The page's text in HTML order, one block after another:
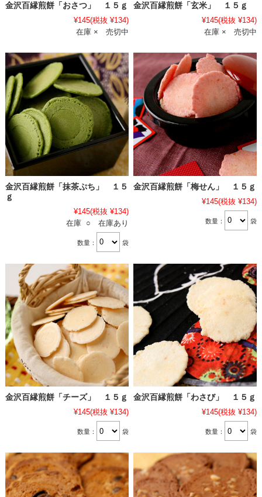
金沢百縁煎餅「おさつ」 １５ｇ
¥145(税抜 ¥134)
在庫 × 売切中
金沢百縁煎餅「玄米」 １５ｇ
¥145(税抜 ¥134)
在庫 × 売切中
金沢百縁煎餅「抹茶ぷち」 １５
ｇ
¥145(税抜 ¥134)
在庫 ○ 在庫あり
数量： 袋
金沢百縁煎餅「梅せん」 １５ｇ
¥145(税抜 ¥134)
数量： 袋
金沢百縁煎餅「チーズ」 １５ｇ
¥145(税抜 ¥134)
数量： 袋
金沢百縁煎餅「わさび」 １５ｇ
¥145(税抜 ¥134)
数量： 袋